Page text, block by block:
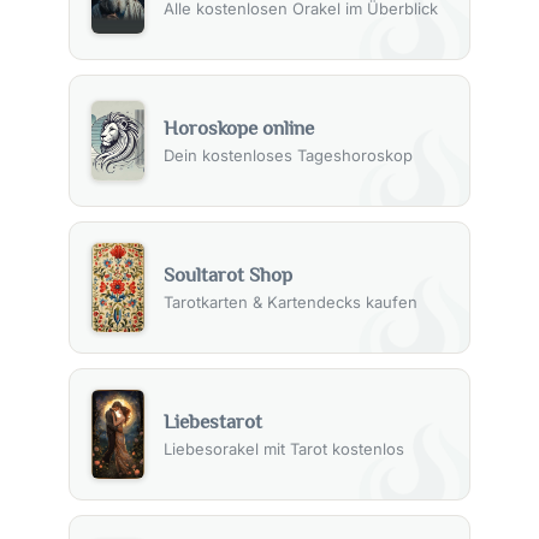
Alle kostenlosen Orakel im Überblick
Horoskope online
Dein kostenloses Tageshoroskop
Soultarot Shop
Tarotkarten & Kartendecks kaufen
Liebestarot
Liebesorakel mit Tarot kostenlos